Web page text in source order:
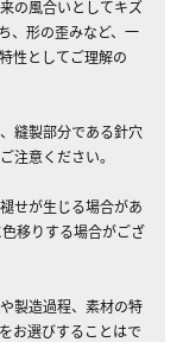
の風合いとしてキズ
、形の歪みなど、一
性としてご理解の
縫製部分である針穴
注意ください。
せが生じる場合があ
移りする場合がござ
製造過程、素材の特
お選びすることはで